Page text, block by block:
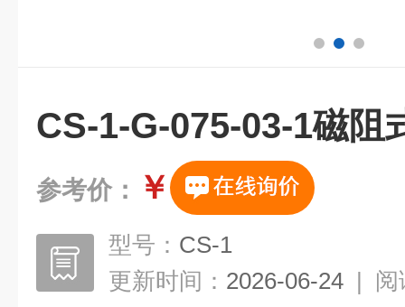
CS-1-G-075-03-1磁阻
参考价： ￥
型号： CS-1
更新时间： 2026-06-24 | 阅